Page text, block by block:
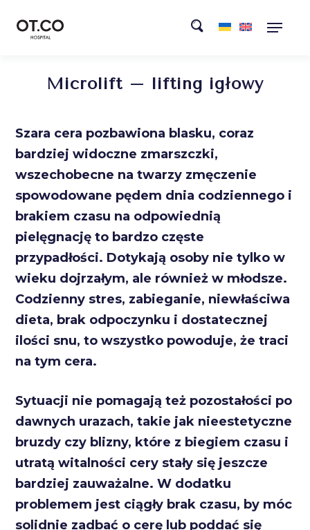
Microlift – lifting igłowy
Szara cera pozbawiona blasku, coraz
bardziej widoczne zmarszczki,
wszechobecne na twarzy zmęczenie
spowodowane pędem dnia codziennego i
brakiem czasu na odpowiednią
pielęgnację to bardzo częste
przypadłości. Dotykają osoby nie tylko w
wieku dojrzałym, ale również w młodsze.
Codzienny stres, zabieganie, niewłaściwa
dieta, brak odpoczynku i dostatecznej
ilości snu, to wszystko powoduje, że traci
na tym cera.
Sytuacji nie pomagają też pozostałości po
dawnych urazach, takie jak nieestetyczne
bruzdy czy blizny, które z biegiem czasu i
utratą witalności cery stały się jeszcze
bardziej zauważalne. W dodatku
problemem jest ciągły brak czasu, by móc
solidnie zadbać o cerę lub poddać się